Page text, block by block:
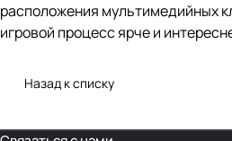
расположения мультимедийных
игровой процесс ярче и
Назад к списку